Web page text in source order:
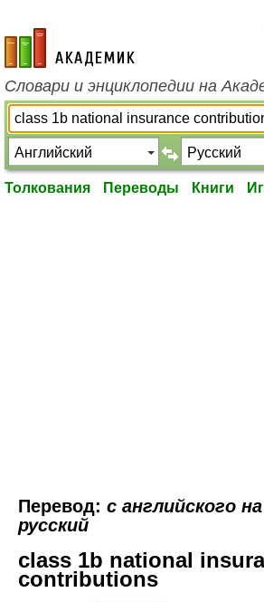
academic.ru
Словари и энциклопедии на
Толкования Переводы Книги
Перевод: с английского на
русский
class 1b national
contributions